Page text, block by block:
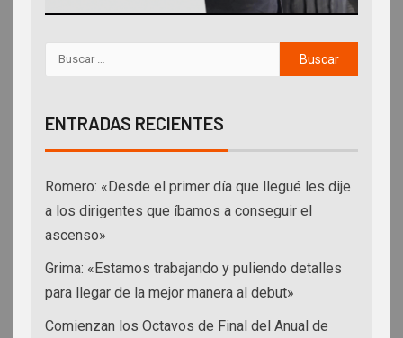
ENTRADAS RECIENTES
Romero: «Desde el primer día que llegué les dije
a los dirigentes que íbamos a conseguir el
ascenso»
Grima: «Estamos trabajando y puliendo detalles
para llegar de la mejor manera al debut»
Comienzan los Octavos de Final del Anual de